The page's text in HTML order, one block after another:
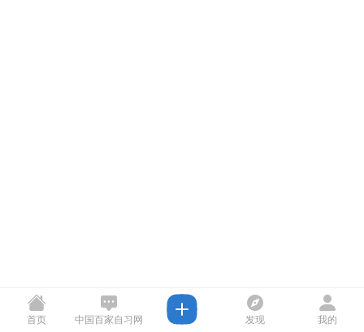
首页 中国百家自习网 发现 我的